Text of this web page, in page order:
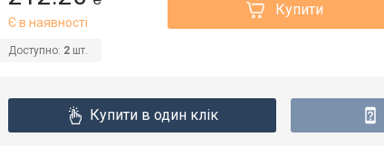
Є в наявності
Доступно: 2 шт.
Купити
Купити в один клік